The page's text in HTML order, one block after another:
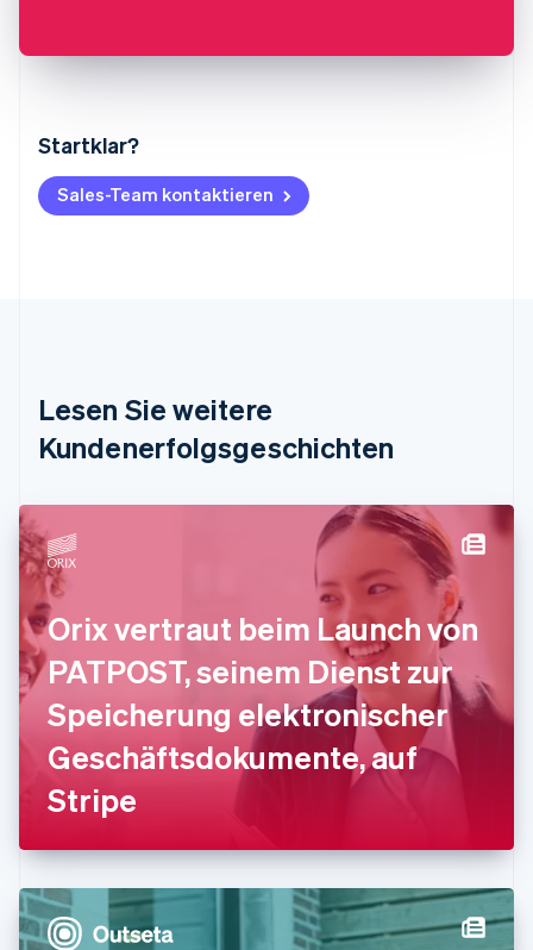
Startklar?
Sales-Team kontaktieren
Lesen Sie weitere
Kundenerfolgsgeschichten
Orix vertraut beim Launch von
PATPOST, seinem Dienst zur
Speicherung elektronischer
Geschäftsdokumente, auf
Stripe
Australien
Belgien
NederlandsFrançaisDeutschEnglish
DeutschEnglish
English
简体中文English
English
Frankreich
Gibraltar
English
Griechenland
Indien
English
Irland
English
Italien
Japan
日本語English
Kanada
EnglishFrançais